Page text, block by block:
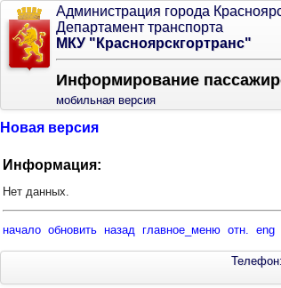
Администрация города
Департамент транспорта
МКУ "Красноярскгортранс"
Информирование
мобильная версия
Новая версия
Информация:
Нет данных.
начало обновить назад главное_меню отн. eng